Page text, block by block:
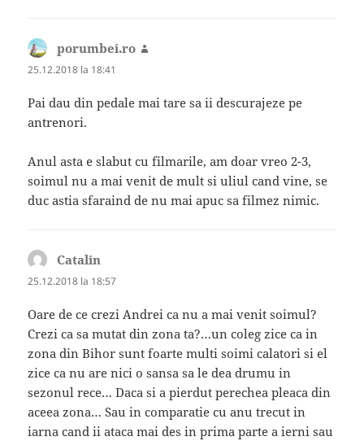
porumbei.ro
25.12.2018 la 18:41
Pai dau din pedale mai tare sa ii descurajeze pe
antrenori.
Anul asta e slabut cu filmarile, am doar vreo 2-3,
soimul nu a mai venit de mult si uliul cand vine, se
duc astia sfaraind de nu mai apuc sa filmez nimic.
Catalin
25.12.2018 la 18:57
Oare de ce crezi Andrei ca nu a mai venit soimul?
Crezi ca sa mutat din zona ta?…un coleg zice ca in
zona din Bihor sunt foarte multi soimi calatori si el
zice ca nu are nici o sansa sa le dea drumu in
sezonul rece… Daca si a pierdut perechea pleaca din
aceea zona… Sau in comparatie cu anu trecut in
iarna cand ii ataca mai des in prima parte a ierni sau